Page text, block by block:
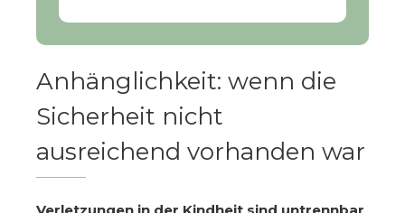
Anhänglichkeit: wenn die
Sicherheit nicht
ausreichend vorhanden war
Verletzungen in der Kindheit sind untrennbar